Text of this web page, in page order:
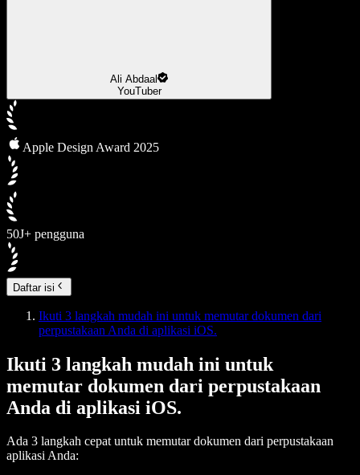
Ali Abdaal
YouTuber
Apple Design Award 2025
50J+ pengguna
Daftar isi
Ikuti 3 langkah mudah ini untuk memutar dokumen dari
perpustakaan Anda di aplikasi iOS.
Ikuti 3 langkah mudah ini untuk
memutar dokumen dari perpustakaan
Anda di aplikasi iOS.
Ada 3 langkah cepat untuk memutar dokumen dari perpustakaan
aplikasi Anda: